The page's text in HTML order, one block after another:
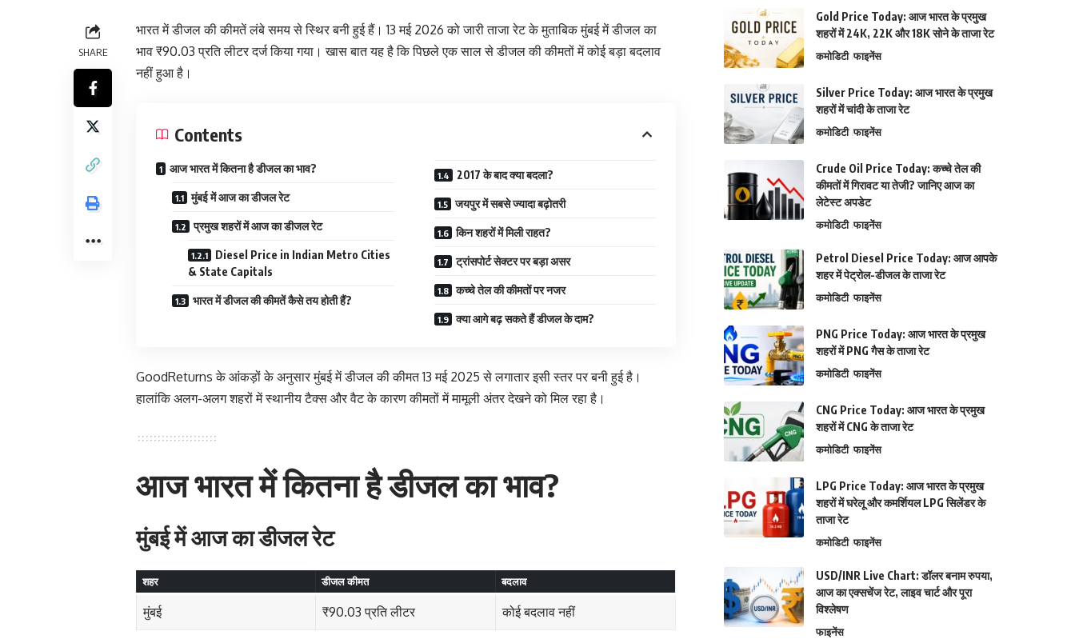
SHARE
भारत में डीजल की कीमतें लंबे समय से स्थिर बनी हुई हैं। 13 मई 2026 को जारी ताजा रेट के मुताबिक मुंबई में डीजल का
भाव ₹90.03 प्रति लीटर दर्ज किया गया। खास बात यह है कि पिछले एक साल से डीजल की कीमतों में कोई बड़ा बदलाव
नहीं हुआ है।
Contents
आज भारत में कितना है डीजल का भाव?
मुंबई में आज का डीजल रेट
प्रमुख शहरों में आज का डीजल रेट
Diesel Price in Indian Metro Cities
& State Capitals
भारत में डीजल की कीमतें कैसे तय होती हैं?
2017 के बाद क्या बदला?
जयपुर में सबसे ज्यादा बढ़ोतरी
किन शहरों में मिली राहत?
ट्रांसपोर्ट सेक्टर पर बड़ा असर
कच्चे तेल की कीमतों पर नजर
क्या आगे बढ़ सकते हैं डीजल के दाम?
GoodReturns के आंकड़ों के अनुसार मुंबई में डीजल की कीमत 13 मई 2025 से लगातार इसी स्तर पर बनी हुई है।
हालांकि अलग-अलग शहरों में स्थानीय टैक्स और वैट के कारण कीमतों में मामूली अंतर देखने को मिल रहा है।
आज भारत में कितना है डीजल का भाव?
मुंबई में आज का डीजल रेट
शहर डीजल कीमत बदलाव
मुंबई ₹90.03 प्रति लीटर कोई बदलाव नहीं
Gold Price Today: आज भारत के प्रमुख
शहरों में 24K, 22K और 18K सोने के ताजा रेट
कमोडिटी फाइनेंस
Silver Price Today: आज भारत के प्रमुख
शहरों में चांदी के ताजा रेट
कमोडिटी फाइनेंस
Crude Oil Price Today: कच्चे तेल की
कीमतों में गिरावट या तेजी? जानिए आज का
लेटेस्ट अपडेट
कमोडिटी फाइनेंस
Petrol Diesel Price Today: आज आपके
शहर में पेट्रोल-डीजल के ताजा रेट
कमोडिटी फाइनेंस
PNG Price Today: आज भारत के प्रमुख
शहरों में PNG गैस के ताजा रेट
कमोडिटी फाइनेंस
CNG Price Today: आज भारत के प्रमुख
शहरों में CNG के ताजा रेट
कमोडिटी फाइनेंस
LPG Price Today: आज भारत के प्रमुख
शहरों में घरेलू और कमर्शियल LPG सिलेंडर के
ताजा रेट
कमोडिटी फाइनेंस
USD/INR Live Chart: डॉलर बनाम रुपया,
आज का एक्सचेंज रेट, लाइव चार्ट और पूरा
विश्लेषण
फाइनेंस